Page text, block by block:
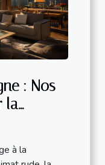
: Nos
la
à la